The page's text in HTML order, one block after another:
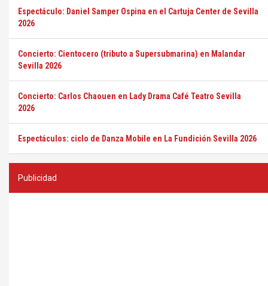
Espectáculo: Daniel Samper Ospina en el Cartuja Center de Sevilla
2026
Concierto: Cientocero (tributo a Supersubmarina) en Malandar
Sevilla 2026
Concierto: Carlos Chaouen en Lady Drama Café Teatro Sevilla
2026
Espectáculos: ciclo de Danza Mobile en La Fundición Sevilla 2026
Publicidad